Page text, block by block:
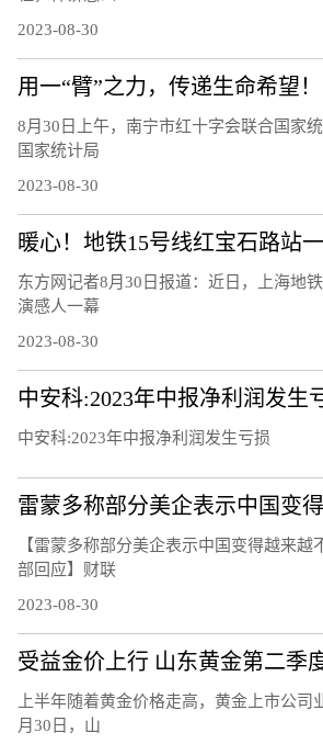
2023-08-30
8月30日上午，南宁市红十字会联合国家
国家统计局
2023-08-30
东方网记者8月30日报道：近日，上海地
演感人一幕
2023-08-30
中安科:2023年中报净利润发生
中安科:2023年中报净利润发生亏损
【雷蒙多称部分美企表示中国变得越来越
部回应】财联
2023-08-30
上半年随着黄金价格走高，黄金上市公司
月30日，山